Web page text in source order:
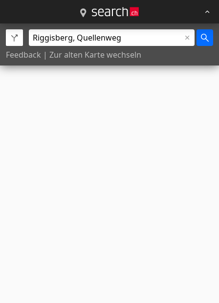
Feedback | Zur alten Karte wechseln